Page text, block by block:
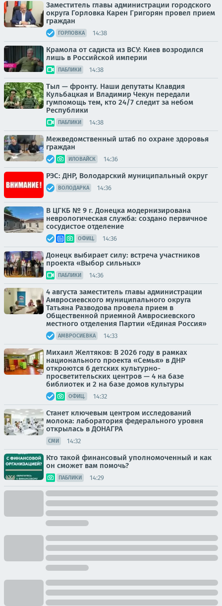
Заместитель главы администрации городского
округа Горловка Карен Григорян провел прием
граждан
ГОРЛОВКА 14:38
Крамола от садиста из ВСУ: Киев возродился
лишь в Российской империи
ПАБЛИКИ 14:38
Тыл — фронту. Наши депутаты Клавдия
Кульбацкая и Владимир Чекун передали
гумпомощь тем, кто 24/7 следит за небом
Республики
ПАБЛИКИ 14:38
Межведомственный штаб по охране здоровья
граждан
ИЛОВАЙСК 14:36
РЭС: ДНР, Володарский муниципальный округ
ВОЛОДАРКА 14:36
В ЦГКБ № 9 г. Донецка модернизирована
неврологическая служба: создано первичное
сосудистое отделение
ОФИЦ. 14:36
Донецк выбирает силу: встреча участников
проекта «Выбор сильных»
ПАБЛИКИ 14:36
4 августа заместитель главы администрации
Амвросиевского муниципального округа
Татьяна Разводова провела прием в
Общественной приемной Амвросиевского
местного отделения Партии «Единая Россия»
АМВРОСИЕВКА 14:33
Михаил Желтяков: В 2026 году в рамках
национального проекта «Семья» в ДНР
откроются 6 детских культурно-
просветительских центров — 4 на базе
библиотек и 2 на базе домов культуры
ОФИЦ. 14:32
Станет ключевым центром исследований
молока: лаборатория федерального уровня
открылась в ДОНАГРА
СМИ 14:32
Кто такой финансовый уполномоченный и как
он сможет вам помочь?
ПАБЛИКИ 14:29